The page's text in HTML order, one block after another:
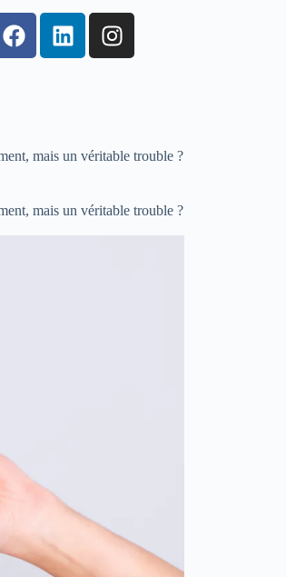
mais un véritable trouble ?
mais un véritable trouble ?